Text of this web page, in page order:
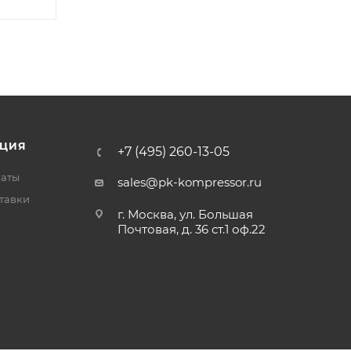
+7 (495) 260-13-05
sales@pk-kompressor.ru
г. Москва, ул. Большая
Почтовая, д. 36 ст.1 оф.22